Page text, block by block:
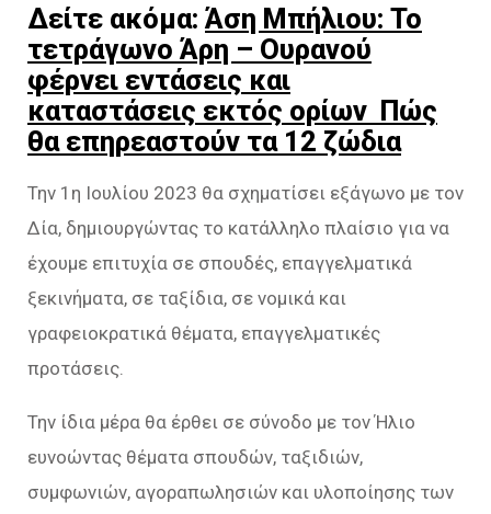
Δείτε ακόμα: Άση Μπήλιου: Το
τετράγωνο Άρη – Ουρανού
φέρνει εντάσεις και
καταστάσεις εκτός ορίων Πώς
θα επηρεαστούν τα 12 ζώδια
Την 1η Ιουλίου 2023 θα σχηματίσει εξάγωνο με τον
Δία, δημιουργώντας το κατάλληλο πλαίσιο για να
έχουμε επιτυχία σε σπουδές, επαγγελματικά
ξεκινήματα, σε ταξίδια, σε νομικά και
γραφειοκρατικά θέματα, επαγγελματικές
προτάσεις.
Την ίδια μέρα θα έρθει σε σύνοδο με τον Ήλιο
ευνοώντας θέματα σπουδών, ταξιδιών,
συμφωνιών, αγοραπωλησιών και υλοποίησης των